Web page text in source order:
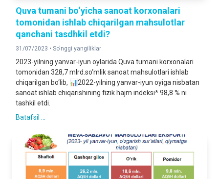
Quva tumani bo‘yicha sanoat korxonalari
tomonidan ishlab chiqarilgan mahsulotlar
qanchani tasdhkil etdi?
31/07/2023 • So'nggi yangiliklar
2023-yilning yanvar-iyun oylarida Quva tumani korxonalari
tomonidan 328,7 mlrd.so‘mlik sanoat mahsulotlari ishlab
chiqarilgan bo‘lib, 📊2022-yilning yanvar-iyun oyiga nisbatan
sanoat ishlab chiqarishining fizik hajm indeksi* 98,8 % ni
tashkil etdi.
Batafsil ...